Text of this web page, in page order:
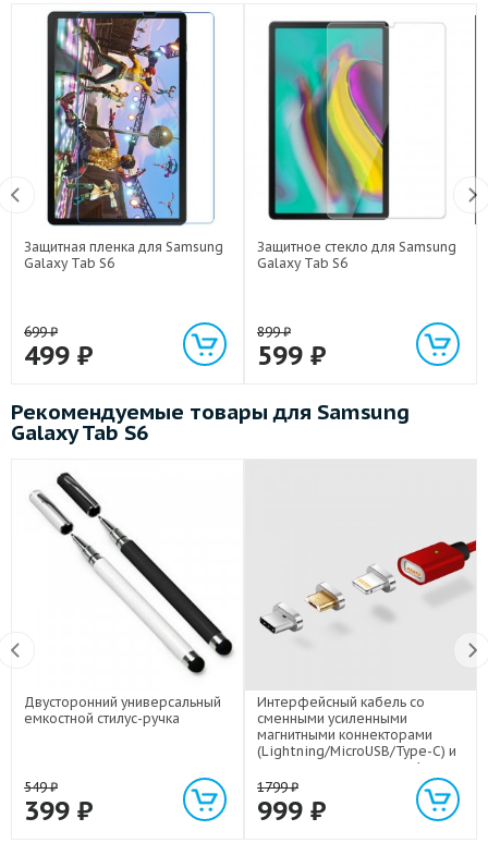
Защитная пленка для Samsung
Galaxy Tab S6
699₽
499 ₽
Защитное стекло для Samsung
Galaxy Tab S6
899₽
599 ₽
Рекомендуемые товары для Samsung
Galaxy Tab S6
Двусторонний универсальный
емкостной стилус-ручка
549₽
399 ₽
Интерфейсный кабель со
сменными усиленными
магнитными коннекторами
(Lightning/MicroUSB/Type-C) и
световым индикатором 1м
1799₽
999 ₽